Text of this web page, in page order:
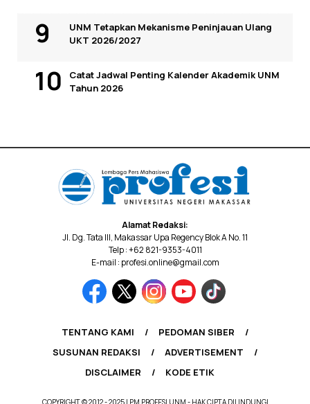
UNM Tetapkan Mekanisme Peninjauan Ulang
UKT 2026/2027
Catat Jadwal Penting Kalender Akademik UNM
Tahun 2026
Alamat Redaksi:
Jl. Dg. Tata III, Makassar Upa Regency Blok A No. 11
Telp : +62 821-9353-4011
E-mail : profesi.online@gmail.com
TENTANG KAMI
PEDOMAN SIBER
SUSUNAN REDAKSI
ADVERTISEMENT
DISCLAIMER
KODE ETIK